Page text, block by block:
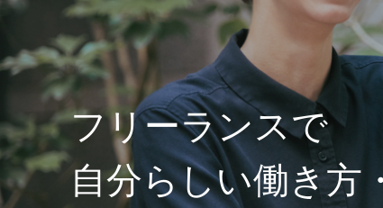
フリーランスで
自分らしい働き方